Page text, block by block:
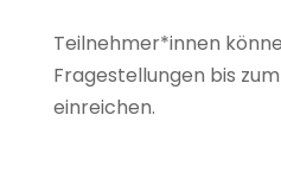
Teilnehmer*innen
Fragestellungen bis
einreichen.